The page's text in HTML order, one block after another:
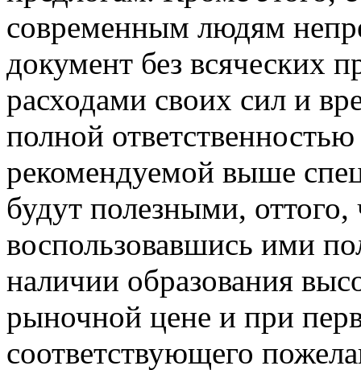
современным людям
документ без всяческих
расходами своих сил и
полной
рекомендуемой выше
будут полезными,
воспользовавшись ими
наличии образования
рыночной цене и при
соответствующего